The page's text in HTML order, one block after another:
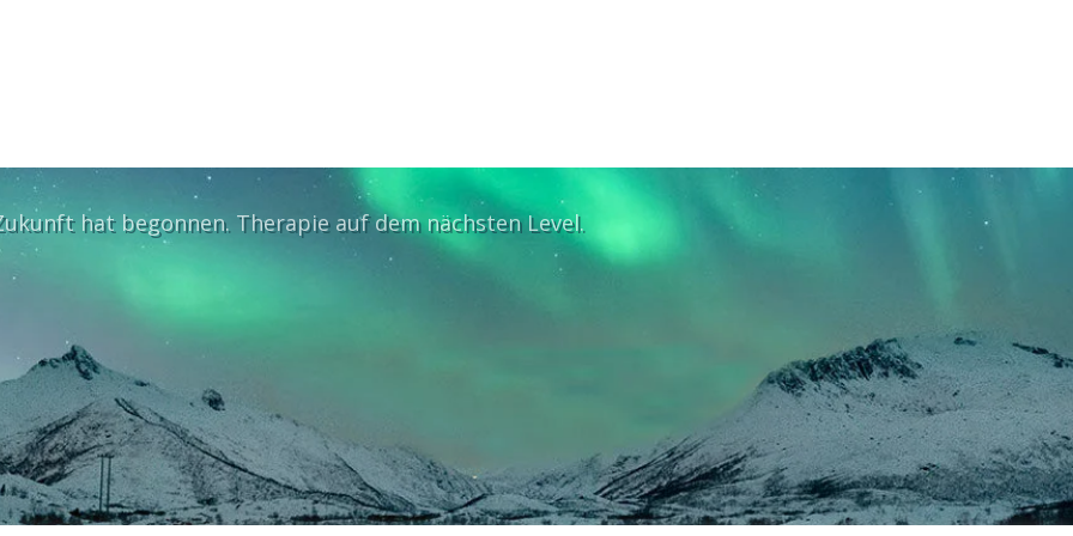
hat begonnen. Therapie auf dem nächsten Level.